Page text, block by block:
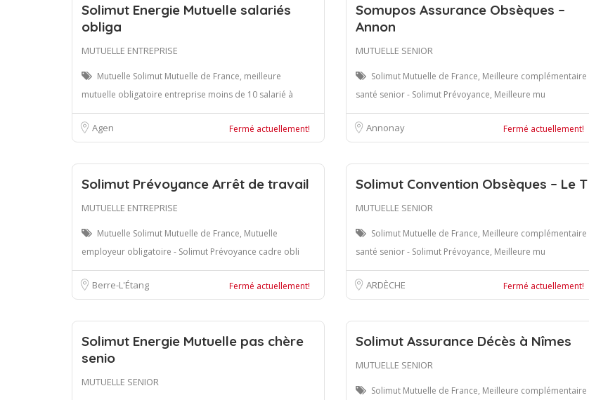
Solimut Energie Mutuelle salariés
obliga
MUTUELLE ENTREPRISE
Mutuelle Solimut Mutuelle de France, meilleure
mutuelle obligatoire entreprise moins de 10 salarié à
Agen Fermé actuellement!
Somupos Assurance Obsèques –
Annon
MUTUELLE SENIOR
Solimut Mutuelle de France, Meilleure complémentaire
santé senior - Solimut Prévoyance, Meilleure mu
Annonay Fermé actuellement!
Solimut Prévoyance Arrêt de travail
MUTUELLE ENTREPRISE
Mutuelle Solimut Mutuelle de France, Mutuelle
employeur obligatoire - Solimut Prévoyance cadre obli
Berre-L'Étang Fermé actuellement!
Solimut Convention Obsèques – Le T
MUTUELLE SENIOR
Solimut Mutuelle de France, Meilleure complémentaire
santé senior - Solimut Prévoyance, Meilleure mu
ARDÈCHE Fermé actuellement!
Solimut Energie Mutuelle pas chère
senio
MUTUELLE SENIOR
Solimut Assurance Décès à Nîmes
MUTUELLE SENIOR
Solimut Mutuelle de France, Meilleure complémentaire